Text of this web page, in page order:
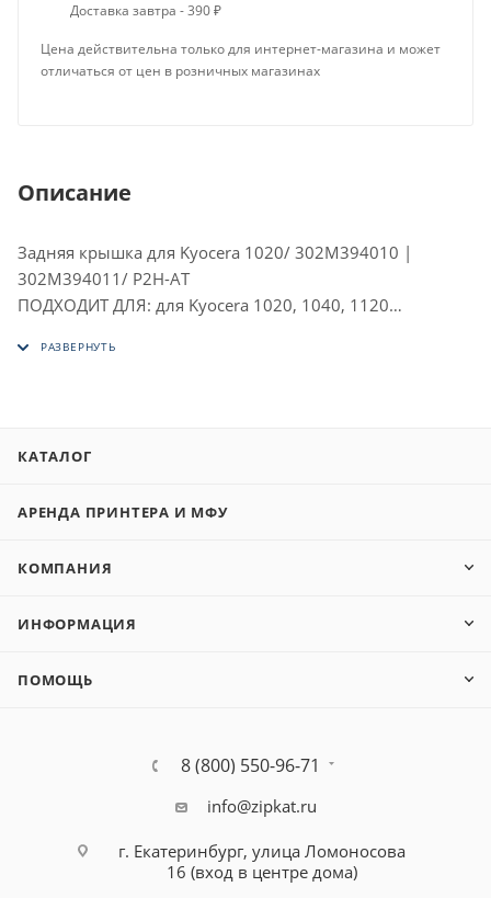
Доставка завтра - 390 ₽
Цена действительна только для интернет-магазина и может
отличаться от цен в розничных магазинах
Описание
Задняя крышка для Kyocera 1020/ 302M394010 |
302M394011/ P2H-AT
ПОДХОДИТ ДЛЯ: для Kyocera 1020, 1040, 1120
КАТАЛОГ
АРЕНДА ПРИНТЕРА И МФУ
КОМПАНИЯ
ИНФОРМАЦИЯ
ПОМОЩЬ
8 (800) 550-96-71
info@zipkat.ru
г. Екатеринбург, улица Ломоносова
16 (вход в центре дома)